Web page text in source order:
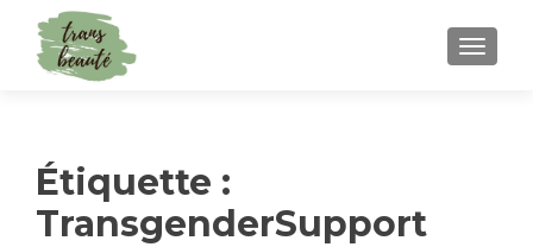
Étiquette :
TransgenderSupport